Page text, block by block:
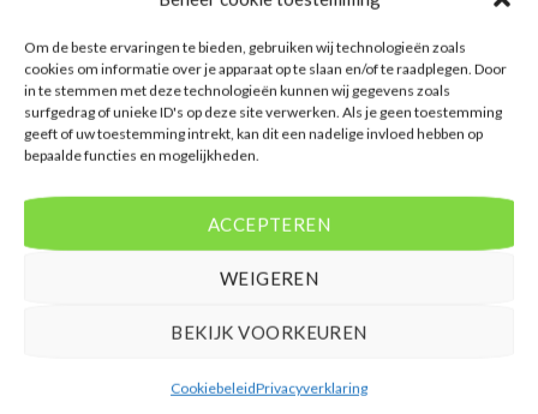
Om de beste ervaringen te bieden, gebruiken wij technologieën zoals
cookies om informatie over je apparaat op te slaan en/of te raadplegen. Door
in te stemmen met deze technologieën kunnen wij gegevens zoals
surfgedrag of unieke ID's op deze site verwerken. Als je geen toestemming
geeft of uw toestemming intrekt, kan dit een nadelige invloed hebben op
bepaalde functies en mogelijkheden.
ACCEPTEREN
WEIGEREN
BEKIJK VOORKEUREN
CookiebeleidPrivacyverklaring
PRIJZEN EN BOEKEN PRIJZEN EN BOEKEN
WAT ZE OVER ONS ZEGGEN
accommodaties met verschillende filters zoals
time prijsinformatie en de mogelijkheid om direct op